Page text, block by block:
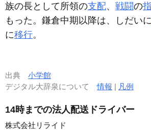
族の長として所領の支配、 戦闘の
もった。鎌倉中期以降は、しだいに
に移行。
出典 小学館
デジタル大辞泉について情報 | 凡例
14時までの法人配送ドライバー
株式会社リライド